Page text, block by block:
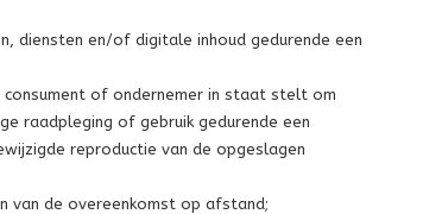
diensten en/of digitale inhoud gedurende een
of ondernemer in staat stelt om
raadpleging of gebruik gedurende een
reproductie van de opgeslagen
van de overeenkomst op afstand;